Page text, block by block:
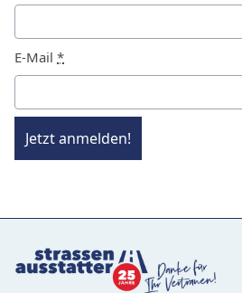
E-Mail *
Jetzt anmelden!